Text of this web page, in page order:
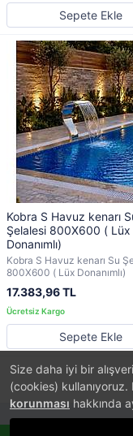
Size daha iyi bir
(cookies) kullanıyoruz.
korunması hakkında
Sepete Ekle
Kobra S Havuz kenarı
Şelalesi 800X600 ( Lüx
Donanımlı)
Kobra S Havuz kenarı Su Şelalesi
800X600 ( Lüx Donanımlı)
17.383,96 TL
Sepete Ekle